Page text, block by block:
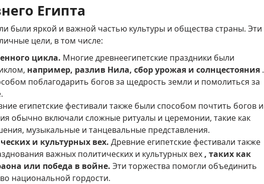
Египта
были яркой и важной частью культуры и общества страны. Эти
цели, в том числе:
цикла. Многие древнеегипетские праздники были
например, разлив Нила, сбор урожая и солнцестояния .
поблагодарить богов за щедрость земли и помолиться за
египетские фестивали также были способом почтить богов и
обычно включали сложные ритуалы и церемонии, такие как
музыкальные и танцевальные представления.
и культурных вех. Древние египетские фестивали также
важных политических и культурных вех , таких как
или победа в войне. Эти торжества помогли объединить
национальной гордости.